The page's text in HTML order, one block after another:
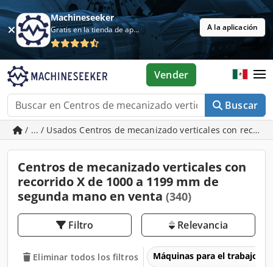
Machineseeker
Gratis en la tienda de aplicaciones A la aplicación
Buscar
Vender
/ ... / Usados Centros de mecanizado verticales con
Centros de mecanizado verticales con
recorrido X de 1000 a 1199 mm de
segunda mano en venta (340)
Filtro Relevancia
Eliminar todos los filtros Máquinas para el trabajo